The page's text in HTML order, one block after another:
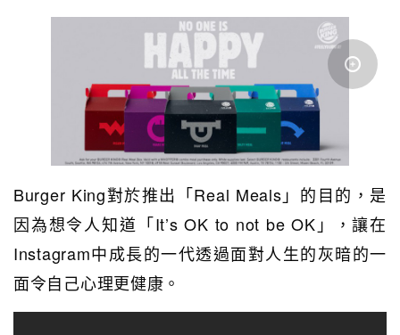
Burger King對於推出「Real Meals」的目的，是
因為想令人知道「It’s OK to not be OK」，讓在
Instagram中成長的一代透過面對人生的灰暗的一
面令自己心理更健康。